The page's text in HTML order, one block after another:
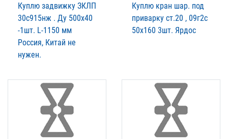
Куплю задвижку ЗКЛП
30с915нж . Ду 500х40
-1шт. L-1150 мм
Россия, Китай не
нужен.
Куплю кран шар. под
приварку ст.20 , 09г2с
50х160 3шт. Ярдос